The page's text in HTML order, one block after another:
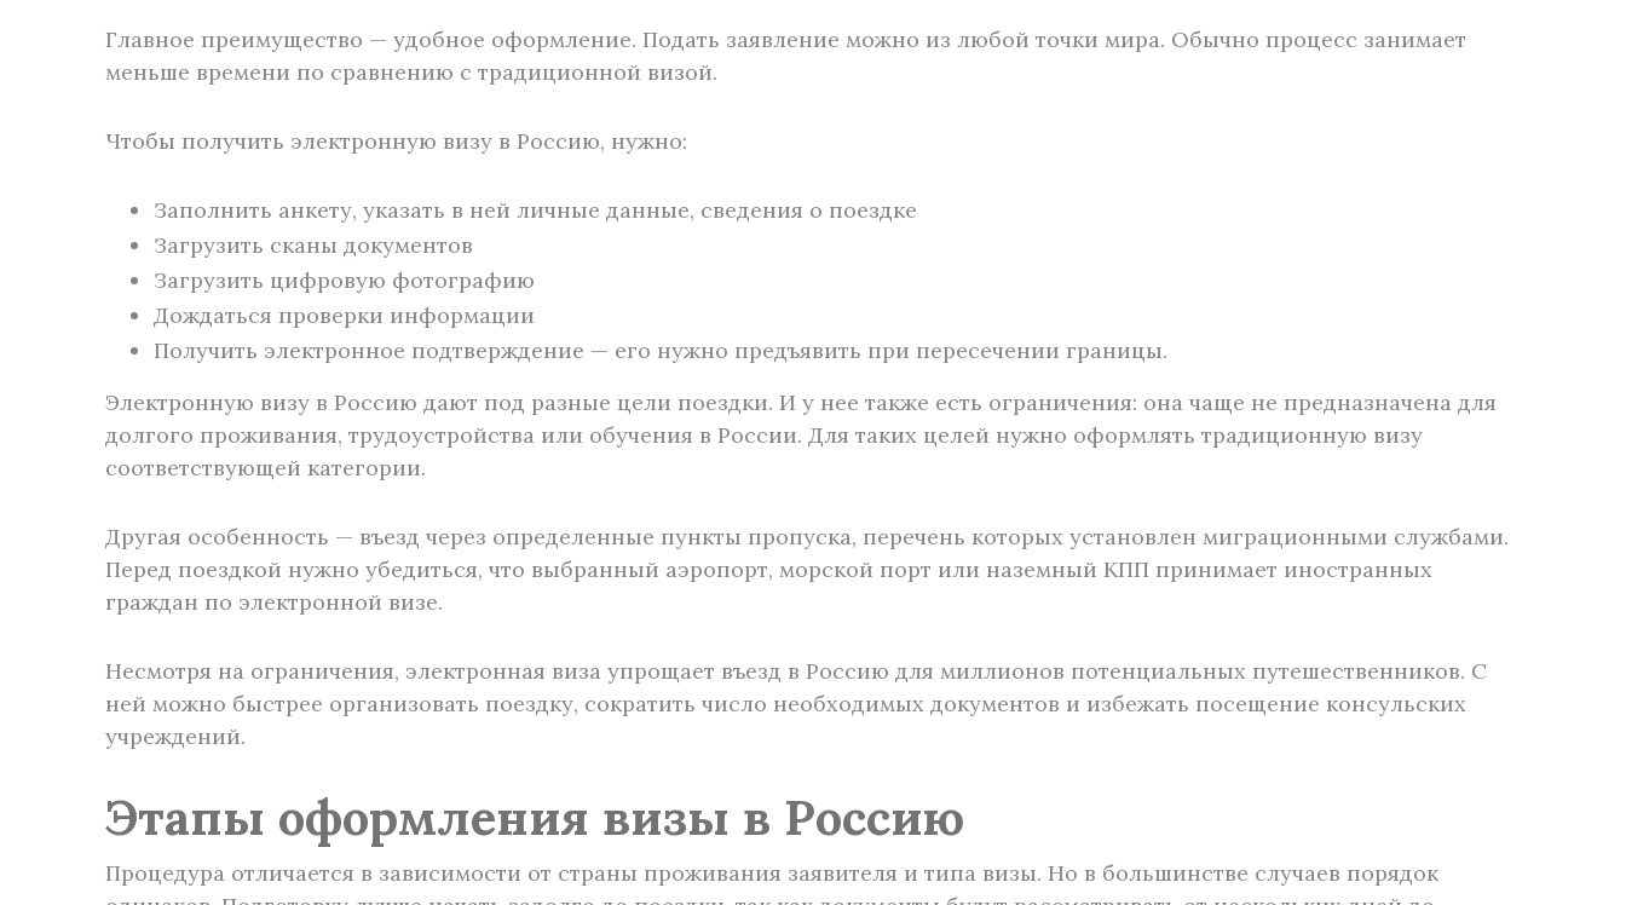
Главное преимущество — удобное оформление. Подать заявление можно из любой точки мира. Обычно процесс занимает
меньше времени по сравнению с традиционной визой.
Чтобы получить электронную визу в Россию, нужно:
Заполнить анкету, указать в ней личные данные, сведения о поездке
Загрузить сканы документов
Загрузить цифровую фотографию
Дождаться проверки информации
Получить электронное подтверждение — его нужно предъявить при пересечении границы.
Электронную визу в Россию дают под разные цели поездки. И у нее также есть ограничения: она чаще не предназначена для
долгого проживания, трудоустройства или обучения в России. Для таких целей нужно оформлять традиционную визу
соответствующей категории.
Другая особенность — въезд через определенные пункты пропуска, перечень которых установлен миграционными службами.
Перед поездкой нужно убедиться, что выбранный аэропорт, морской порт или наземный КПП принимает иностранных
граждан по электронной визе.
Несмотря на ограничения, электронная виза упрощает въезд в Россию для миллионов потенциальных путешественников. С
ней можно быстрее организовать поездку, сократить число необходимых документов и избежать посещение консульских
учреждений.
Этапы оформления визы в Россию
Процедура отличается в зависимости от страны проживания заявителя и типа визы. Но в большинстве случаев порядок